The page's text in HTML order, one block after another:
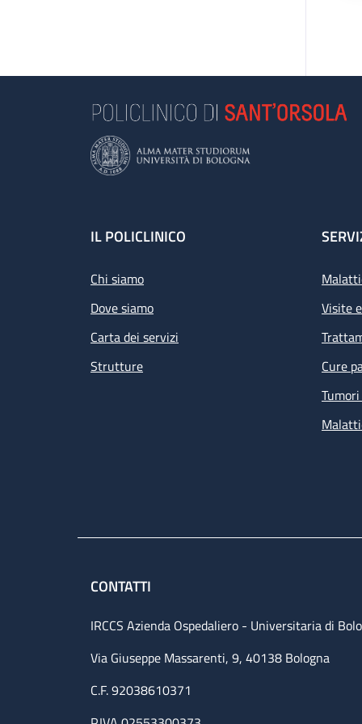
Footer
IL POLICLINICO
Chi siamo
Dove siamo
Carta dei servizi
Strutture
Visite
Cure
CONTATTI
IRCCS Azienda Ospedaliero - Universitaria di
Via Giuseppe Massarenti, 9, 40138 Bologna
C.F. 92038610371